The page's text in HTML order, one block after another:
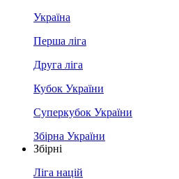
Україна
Перша ліга
Друга ліга
Кубок України
Суперкубок України
Збірна України
Збірні
Ліга націй